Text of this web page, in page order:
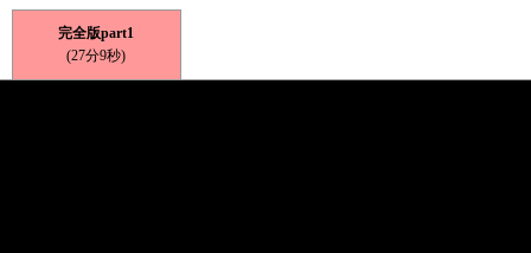
完全版part1
(27分9秒)